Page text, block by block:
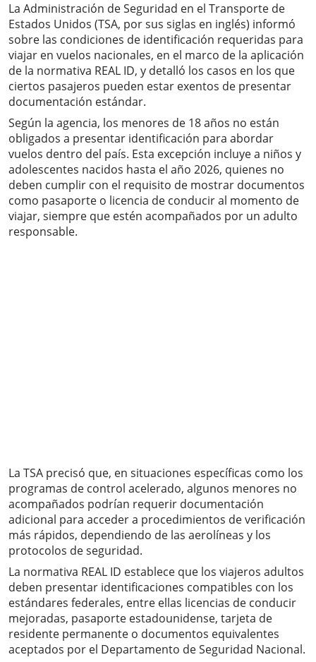
La Administración de Seguridad en el Transporte de
Estados Unidos (TSA, por sus siglas en inglés) informó
sobre las condiciones de identificación requeridas para
viajar en vuelos nacionales, en el marco de la aplicación
de la normativa REAL ID, y detalló los casos en los que
ciertos pasajeros pueden estar exentos de presentar
documentación estándar.
Según la agencia, los menores de 18 años no están
obligados a presentar identificación para abordar
vuelos dentro del país. Esta excepción incluye a niños y
adolescentes nacidos hasta el año 2026, quienes no
deben cumplir con el requisito de mostrar documentos
como pasaporte o licencia de conducir al momento de
viajar, siempre que estén acompañados por un adulto
responsable.
La TSA precisó que, en situaciones específicas como los
programas de control acelerado, algunos menores no
acompañados podrían requerir documentación
adicional para acceder a procedimientos de verificación
más rápidos, dependiendo de las aerolíneas y los
protocolos de seguridad.
La normativa REAL ID establece que los viajeros adultos
deben presentar identificaciones compatibles con los
estándares federales, entre ellas licencias de conducir
mejoradas, pasaporte estadounidense, tarjeta de
residente permanente o documentos equivalentes
aceptados por el Departamento de Seguridad Nacional.